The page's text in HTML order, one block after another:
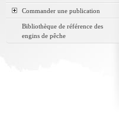
Commander une publication
Bibliothèque de référence des
engins de pêche